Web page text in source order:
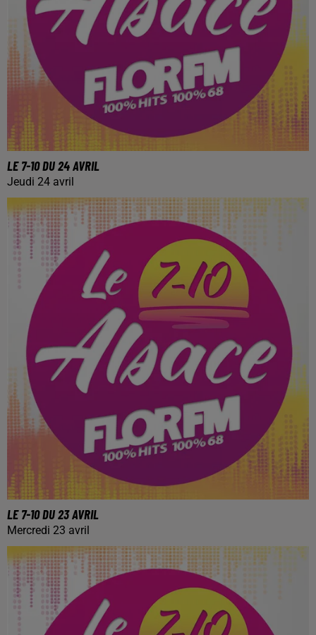
LE 7-10 DU 24 AVRIL
Jeudi 24 avril
LE 7-10 DU 23 AVRIL
Mercredi 23 avril